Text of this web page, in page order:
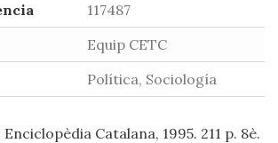
117487
Equip CETC
Política, Sociología
Catalana, 1995. 211 p. 8è.